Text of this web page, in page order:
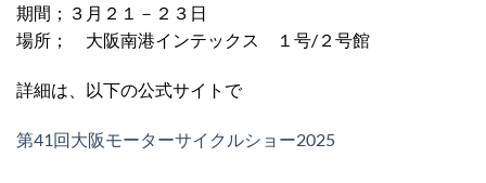
期間；３月２１－２３日
場所； 大阪南港インテックス １号/２号館
詳細は、以下の公式サイトで
第41回大阪モーターサイクルショー2025